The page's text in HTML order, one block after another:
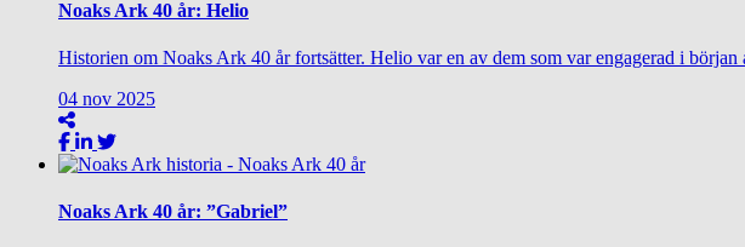
Noaks Ark 40 år: Helio
Historien om Noaks Ark 40 år fortsätter. Helio var en av dem som var engagerad i
04 nov 2025
Noaks Ark 40 år: ”Gabriel”